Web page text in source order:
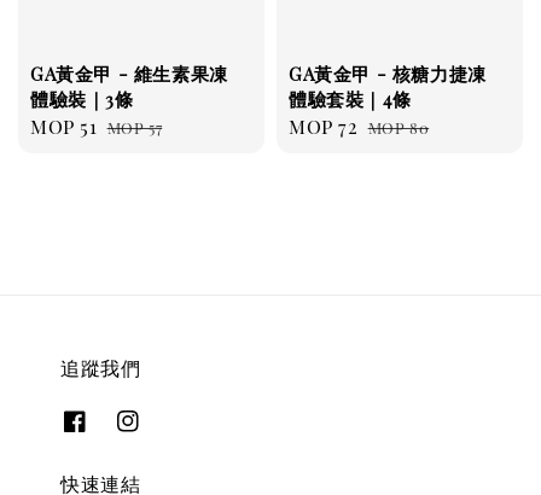
GA黃金甲 - 維生素果凍
體驗裝｜3條
Sale
MOP 51 Regular
MOP 57
GA黃金甲 - 核糖力捷凍
體驗套裝｜4條
Sale
MOP 72 Regular
MOP 80
追蹤我們
快速連結